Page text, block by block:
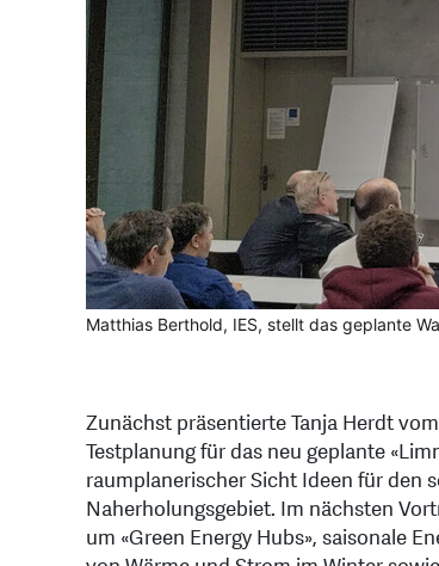
Matthias Berthold, IES, stellt das geplante
Zunächst präsentierte Tanja Herdt
Testplanung für das neu geplante
raumplanerischer Sicht Ideen für den
Naherholungsgebiet. Im nächsten
um «Green Energy Hubs», saisonale